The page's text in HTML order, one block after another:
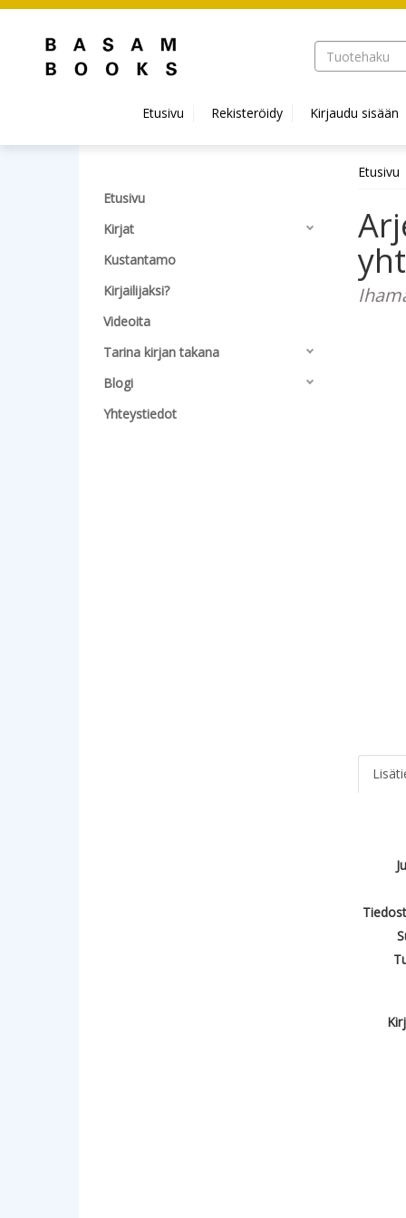
Hyppää pääsisältöön
Etusivu Rekisteröidy Kirjaudu sisään
Etusivu
Kirjat
Kustantamo
Kirjailijaksi?
Videoita
Tarina kirjan takana
Blogi
Yhteystiedot
Etusivu